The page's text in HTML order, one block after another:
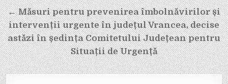
← Măsuri pentru prevenirea îmbolnăvirilor și
intervenții urgente în județul Vrancea, decise
astăzi în ședința Comitetului Județean pentru
Situații de Urgență